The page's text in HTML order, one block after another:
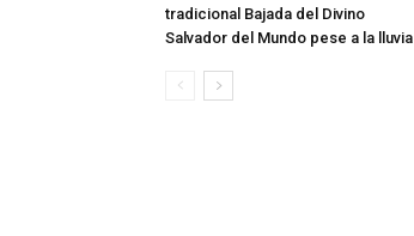
tradicional Bajada del Divino
Salvador del Mundo pese a la lluvia